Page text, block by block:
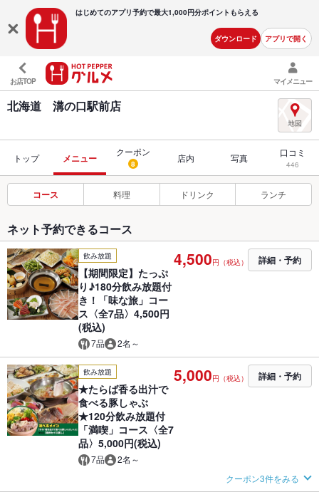
はじめてのアプリ予約で最大1,000円分ポイントもらえる
ダウンロード アプリで開く
お店TOP マイメニュー
北海道 溝の口駅前店
トップ メニュー
クーポン
8 店内 写真 口コミ
446
コース 料理 ドリンク ランチ
ネット予約できるコース
飲み放題
【期間限定】たっぷ
り♪180分飲み放題付
き！「味な旅」コー
ス〈全7品〉4,500円
(税込)
7品 2名～
4,500円（税込） 詳細・予約
飲み放題
★たらば香る出汁で
食べる豚しゃぶ
★120分飲み放題付
「満喫」コース〈全7
品〉5,000円(税込)
7品 2名～
5,000円（税込） 詳細・予約
クーポン3件をみる